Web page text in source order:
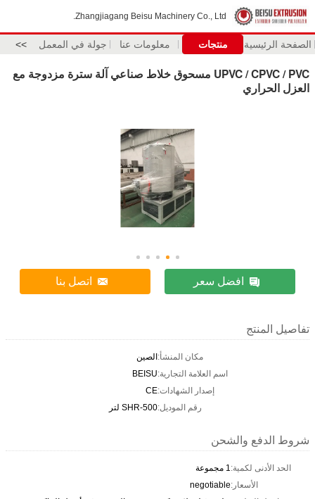
Zhangjiagang Beisu Machinery Co., Ltd.
الصفحة الرئيسية منتجات معلومات عنا جولة في المعمل >>
UPVC / CPVC / PVC مسحوق خلاط صناعي آلة سترة مزدوجة مع
العزل الحراري
افضل سعر اتصل بنا
تفاصيل المنتج
مكان المنشأ:الصين
اسم العلامة التجارية:BEISU
إصدار الشهادات:CE
رقم الموديل:SHR-500 لتر
شروط الدفع والشحن
الحد الأدنى لكمية:1 مجموعة
الأسعار:negotiable